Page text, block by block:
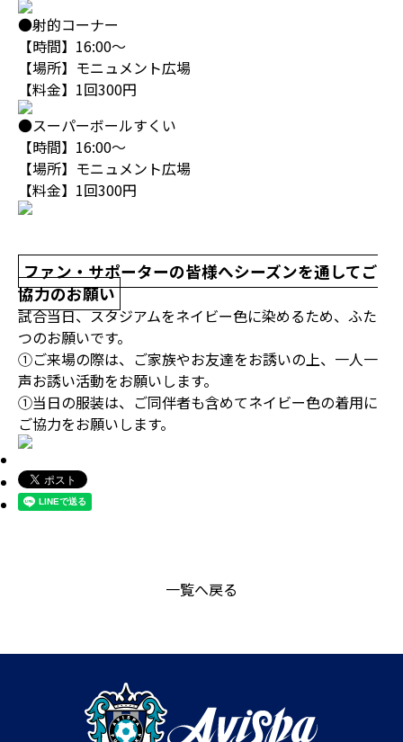
●射的コーナー
【時間】16:00～
【場所】モニュメント広場
【料金】1回300円
●スーパーボールすくい
【時間】16:00～
【場所】モニュメント広場
【料金】1回300円
ファン・サポーターの皆様へシーズンを通してご
協力のお願い
試合当日、スタジアムをネイビー色に染めるため、ふた
つのお願いです。
①ご来場の際は、ご家族やお友達をお誘いの上、一人一
声お誘い活動をお願いします。
①当日の服装は、ご同伴者も含めてネイビー色の着用に
ご協力をお願いします。
一覧へ戻る